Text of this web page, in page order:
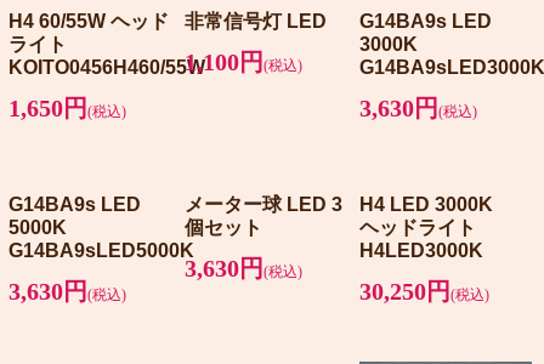
H4 60/55W ヘッド
ライト
KOITO0456H460/55W
1,650円 (税込)
非常信号灯 LED
1,100円 (税込)
G14BA9s LED
3000K
3,630円(税込)
G14BA9s LED
5000K
G14BA9sLED5000K
3,630円 (税込)
メーター球 LED 3
個セット
3,630円 (税込)
H4 LED 3000K
ヘッドライト
H4LED3000K
30,250円(税込)